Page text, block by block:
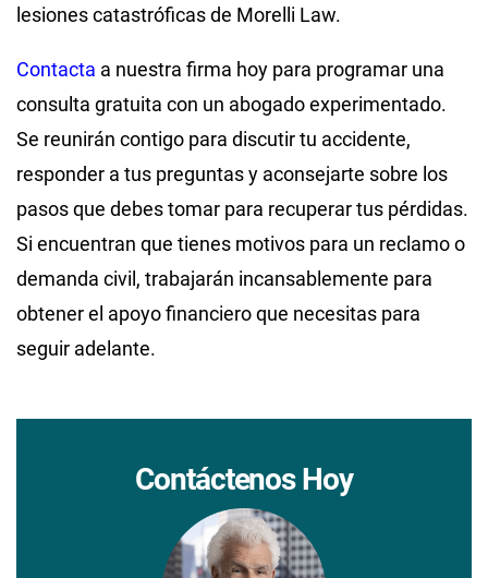
lesiones catastróficas de Morelli Law.
Contacta a nuestra firma hoy para programar una
consulta gratuita con un abogado experimentado.
Se reunirán contigo para discutir tu accidente,
responder a tus preguntas y aconsejarte sobre los
pasos que debes tomar para recuperar tus pérdidas.
Si encuentran que tienes motivos para un reclamo o
demanda civil, trabajarán incansablemente para
obtener el apoyo financiero que necesitas para
seguir adelante.
Contáctenos Hoy